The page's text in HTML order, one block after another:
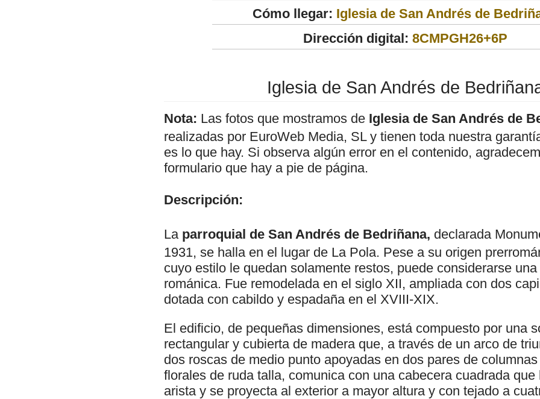
Cómo llegar: Iglesia de San Andrés de
Dirección digital: 8CMPGH26+6P
Iglesia de San Andrés de
Nota: Las fotos que mostramos de Iglesia de San Andrés de
realizadas por EuroWeb Media, SL y tienen toda nuestra
es lo que hay. Si observa algún error en el contenido,
formulario que hay a pie de página.
Descripción:
La parroquial de San Andrés de Bedriñana, declarada
1931, se halla en el lugar de La Pola. Pese a su origen
cuyo estilo le quedan solamente restos, puede considerarse
románica. Fue remodelada en el siglo XII, ampliada con dos
dotada con cabildo y espadaña en el XVIII-XIX.
El edificio, de pequeñas dimensiones, está compuesto por una
rectangular y cubierta de madera que, a través de un arco de
dos roscas de medio punto apoyadas en dos pares de
florales de ruda talla, comunica con una cabecera cuadrada
arista y se proyecta al exterior a mayor altura y con tejado a